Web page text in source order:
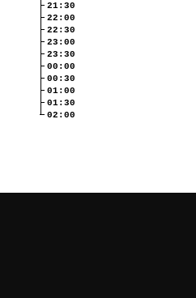
21:30
22:00
22:30
23:00
23:30
00:00
00:30
01:00
01:30
02:00